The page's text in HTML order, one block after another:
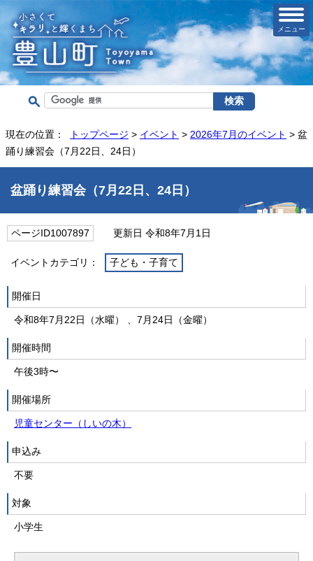
メニュー
現在の位置： トップページ > イベント > 2026年7月のイベント > 盆
踊り練習会（7月22日、24日）
盆踊り練習会（7月22日、24日）
ページID1007897 更新日 令和8年7月1日
イベントカテゴリ： 子ども・子育て
開催日
令和8年7月22日（水曜） 、7月24日（金曜）
開催時間
午後3時〜
開催場所
児童センター（しいの木）
申込み
不要
対象
小学生